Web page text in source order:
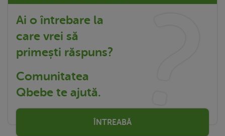
Ai o întrebare la
care vrei să
primești răspuns?
Comunitatea
Qbebe te ajută.
ÎNTREABĂ